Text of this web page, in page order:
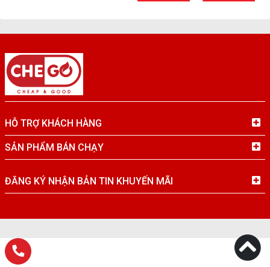
HỖ TRỢ KHÁCH HÀNG
SẢN PHẨM BÁN CHẠY
ĐĂNG KÝ NHẬN BẢN TIN KHUYẾN MÃI